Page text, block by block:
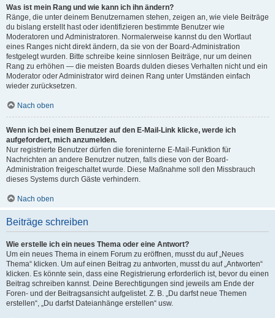
Was ist mein Rang und wie kann ich ihn ändern?
Ränge, die unter deinem Benutzernamen stehen, zeigen an, wie viele Beiträge
du bislang erstellt hast oder identifizieren bestimmte Benutzer wie
Moderatoren und Administratoren. Normalerweise kannst du den Wortlaut
eines Ranges nicht direkt ändern, da sie von der Board-Administration
festgelegt wurden. Bitte schreibe keine sinnlosen Beiträge, nur um deinen
Rang zu erhöhen — die meisten Boards dulden dieses Verhalten nicht und ein
Moderator oder Administrator wird deinen Rang unter Umständen einfach
wieder zurücksetzen.
Nach oben
Wenn ich bei einem Benutzer auf den E-Mail-Link klicke, werde ich
aufgefordert, mich anzumelden.
Nur registrierte Benutzer dürfen die foreninterne E-Mail-Funktion für
Nachrichten an andere Benutzer nutzen, falls diese von der Board-
Administration freigeschaltet wurde. Diese Maßnahme soll den Missbrauch
dieses Systems durch Gäste verhindern.
Nach oben
Beiträge schreiben
Wie erstelle ich ein neues Thema oder eine Antwort?
Um ein neues Thema in einem Forum zu eröffnen, musst du auf „Neues
Thema“ klicken. Um auf einen Beitrag zu antworten, musst du auf „Antworten“
klicken. Es könnte sein, dass eine Registrierung erforderlich ist, bevor du einen
Beitrag schreiben kannst. Deine Berechtigungen sind jeweils am Ende der
Foren- und der Beitragsansicht aufgelistet. Z. B. „Du darfst neue Themen
erstellen“, „Du darfst Dateianhänge erstellen“ usw.